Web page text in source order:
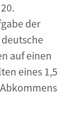
der
auf einen
eines 1,5